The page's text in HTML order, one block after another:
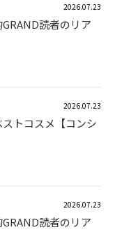
2026.07.23
読者のリア
2026.07.23
トコスメ【コンシ
2026.07.23
読者のリア